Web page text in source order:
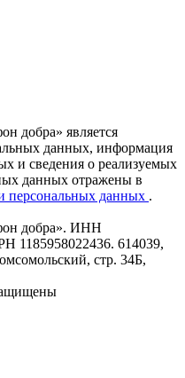
добра» является
данных, информация
и сведения о реализуемых
данных отражены в
персональных данных .
добра». ИНН
1185958022436. 614039,
стр. 34Б,